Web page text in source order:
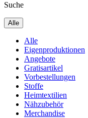
Suche
Alle
Alle
Eigenproduktionen
Angebote
Gratisartikel
Vorbestellungen
Stoffe
Heimtextilien
Nähzubehör
Merchandise